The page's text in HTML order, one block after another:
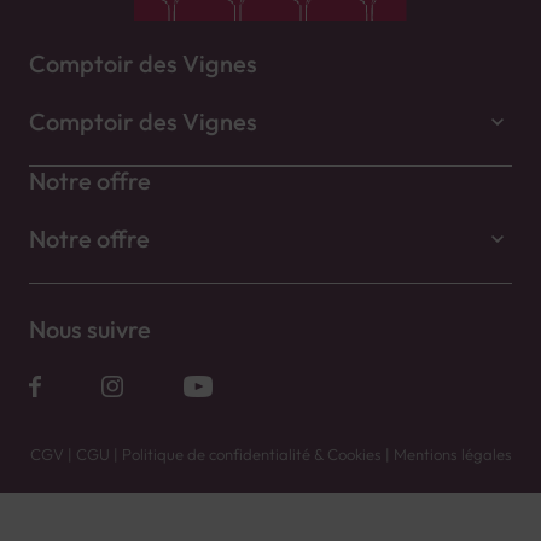
Comptoir des Vignes
Comptoir des Vignes
Notre offre
Notre offre
Nous suivre
CGV | CGU | Politique de confidentialité & Cookies | Mentions légales